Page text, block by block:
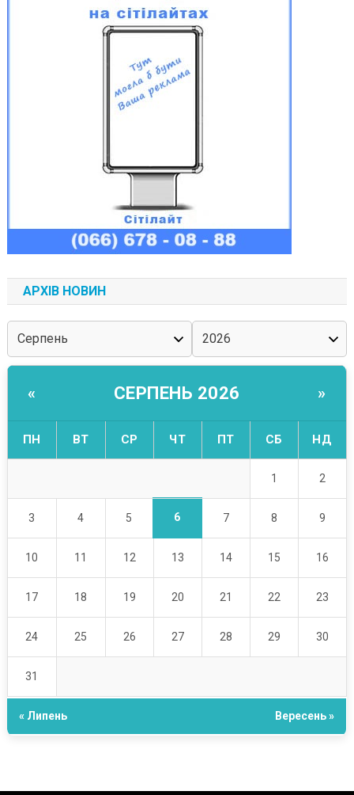
АРХІВ НОВИН
« СЕРПЕНЬ 2026 »
ПН ВТ СР ЧТ ПТ СБ НД
1 2
3 4 5 6 7 8 9
10 11 12 13 14 15 16
17 18 19 20 21 22 23
24 25 26 27 28 29 30
31
« Липень Вересень »